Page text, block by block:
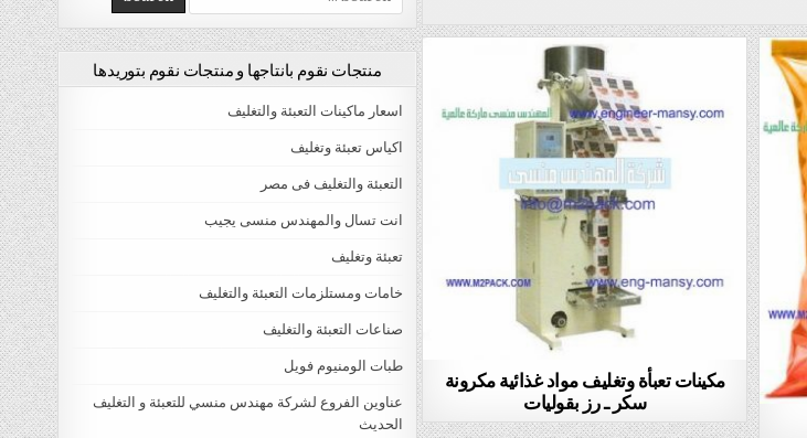
مكينات تعبأة وتغليف مواد غذائية مكرونة
سكر ـ رز بقوليات
for:
منتجات نقوم بانتاجها و منتجات نقوم بتوريدها
اسعار ماكينات التعبئة والتغليف
اكياس تعبئة وتغليف
التعبئة والتغليف فى مصر
انت تسال والمهندس منسى يجيب
تعبئة وتغليف
خامات ومستلزمات التعبئة والتغليف
صناعات التعبئة والتغليف
طبات الومنيوم فويل
عناوين الفروع لشركة مهندس منسي للتعبئة و التغليف
الحديث